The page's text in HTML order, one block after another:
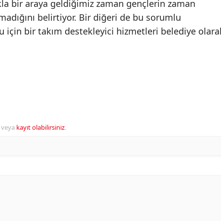
bir araya geldiğimiz zaman gençlerin zaman
belirtiyor. Bir diğeri de bu sorumlu
için bir takım destekleyici hizmetleri belediye
veya kayıt olabilirsiniz.